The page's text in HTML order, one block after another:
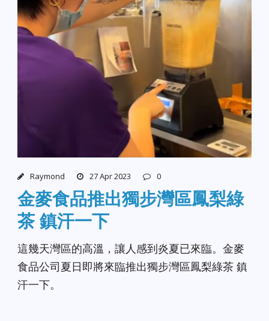
Raymond 27 Apr 2023 0
金麥食品推出獨步灣區鳳梨綠
茶 鎮汗一下
這幾天灣區的高溫，讓人感到炎夏已來臨。金麥
食品公司夏日即將來臨推出獨步灣區鳳梨綠茶 鎮
汗一下。